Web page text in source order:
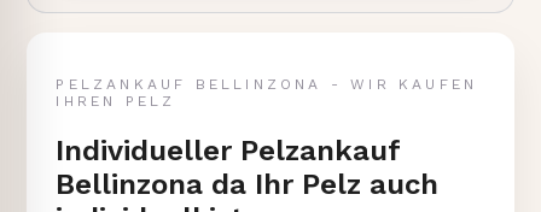
PELZANKAUF BELLINZONA - WIR KAUFEN
IHREN PELZ
Individueller Pelzankauf
Bellinzona da Ihr Pelz auch